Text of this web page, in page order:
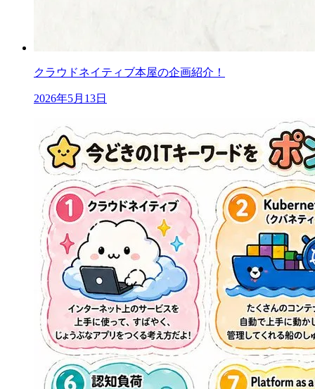
クラウドネイティブ本屋の企画紹介！
2026年5月13日